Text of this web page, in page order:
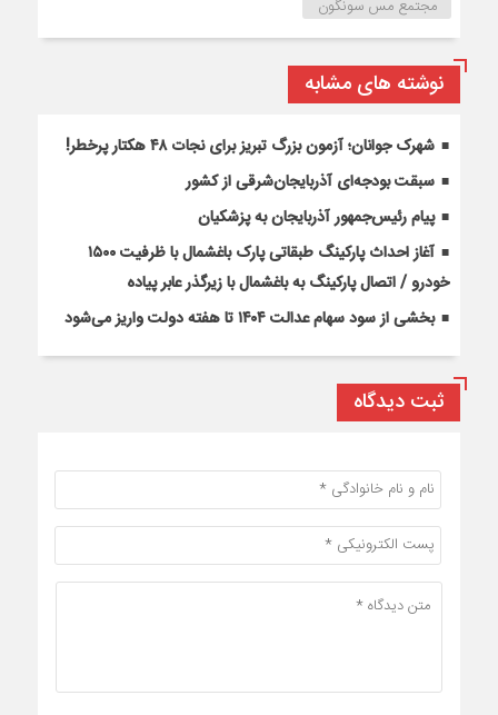
مجتمع مس سونگون
نوشته های مشابه
شهرک جوانان؛ آزمون بزرگ تبریز برای نجات ۴۸ هکتار پرخطر!
سبقت بودجه‌ای آذربایجان‌شرقی از کشور
پیام رئیس‌جمهور آذربایجان به پزشکیان
آغاز احداث پارکینگ طبقاتی پارک باغشمال با ظرفیت ۱۵۰۰
خودرو / اتصال پارکینگ به باغشمال با زیرگذر عابر پیاده
بخشی از سود سهام عدالت ۱۴۰۴ تا هفته دولت واریز می‌شود
ثبت دیدگاه